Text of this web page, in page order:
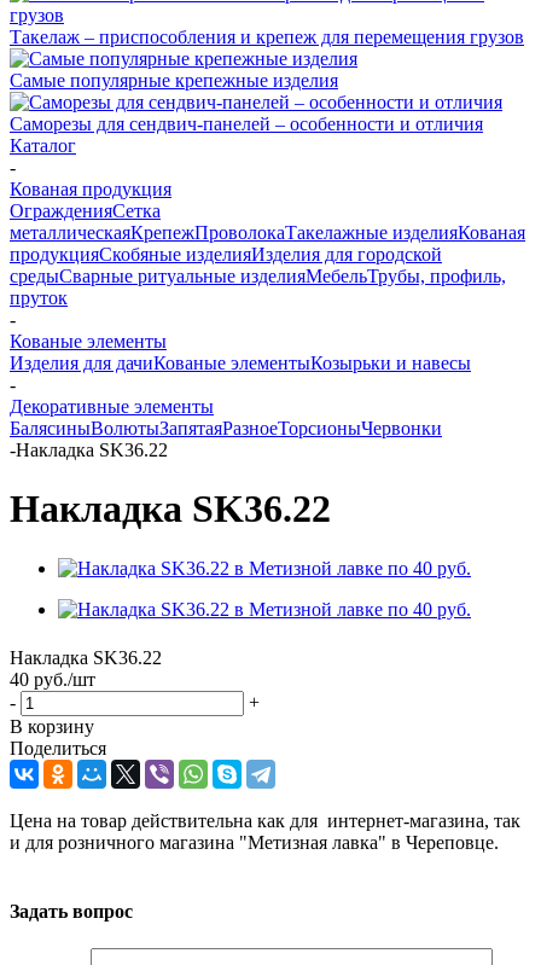
Такелаж – приспособления и крепеж для перемещения грузов
Самые популярные крепежные изделия
Саморезы для сендвич-панелей – особенности и отличия
Каталог
-
Кованая продукция
ОгражденияСетка
металлическаяКрепежПроволокаТакелажные изделияКованая
продукцияСкобяные изделияИзделия для городской
средыСварные ритуальные изделияМебельТрубы, профиль,
пруток
-
Кованые элементы
Изделия для дачиКованые элементыКозырьки и навесы
-
Декоративные элементы
БалясиныВолютыЗапятаяРазноеТорсионыЧервонки
-Накладка SK36.22
Накладка SK36.22
Накладка SK36.22
40 руб./шт
-
+
В корзину
Поделиться
Цена на товар действительна как для интернет-магазина, так
и для розничного магазина "Метизная лавка" в Череповце.
Задать вопрос